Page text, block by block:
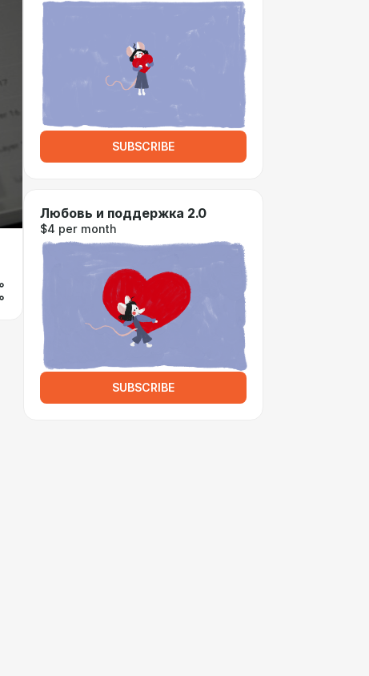
SUBSCRIBE
Любовь и поддержка 2.0
$4 per month
SUBSCRIBE